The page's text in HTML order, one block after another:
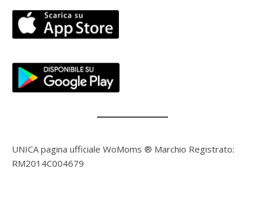
UNICA pagina ufficiale WoMoms ® Marchio Registrato:
RM2014C004679